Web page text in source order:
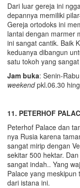
Dari luar gereja ini
depannya memiliki
Gereja ortodoks ini
lantai dengan marmer
ini sangat cantik. Baik
keduanya dibangun
satu tokoh yang
Jam buka: Senin-
weekendpkl.06.30
11. PETERHOF
Peterhof Palace dan
nya Rusia karena
sangat mirip dengan
sekitar 500 hektar.
sangat indah.. Yang
Palace yang
dari istana ini.